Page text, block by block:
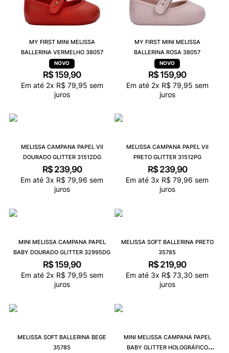
MY FIRST MINI MELISSA
BALLERINA VERMELHO 38057
R$ 159,90
Em até 2x R$ 79,95 sem
juros
MY FIRST MINI MELISSA
BALLERINA ROSA 38057
R$ 159,90
Em até 2x R$ 79,95 sem
juros
MELISSA CAMPANA PAPEL VII
DOURADO GLITTER 31512DG
R$ 239,90
Em até 3x R$ 79,96 sem
juros
MELISSA CAMPANA PAPEL VII
PRETO GLITTER 31512PG
R$ 239,90
Em até 3x R$ 79,96 sem
juros
MINI MELISSA CAMPANA PAPEL
BABY DOURADO GLITTER 32995DG
R$ 159,90
Em até 2x R$ 79,95 sem
juros
MELISSA SOFT BALLERINA PRETO
35785
R$ 219,90
Em até 3x R$ 73,30 sem
juros
MELISSA SOFT BALLERINA BEGE
35785
MINI MELISSA CAMPANA PAPEL
BABY GLITTER HOLOGRÁFICO